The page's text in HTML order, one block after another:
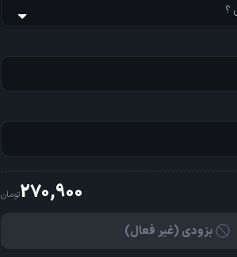
؟
270,900تومان
بزودی (غیر فعال)